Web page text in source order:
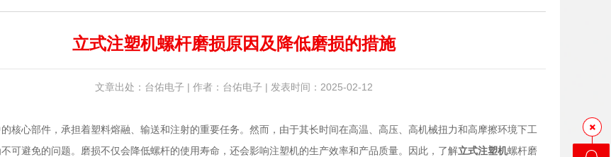
立式注塑机螺杆磨损原因及降低磨损的措施
文章出处：台佑电子 | 作者：台佑电子 | 发表时间：2025-02-12
核心部件，承担着塑料熔融、输送和注射的重要任务。然而，由于其长时间在高温、高压、高机械扭力和高摩擦环境下工
可避免的问题。磨损不仅会降低螺杆的使用寿命，还会影响注塑机的生产效率和产品质量。因此，了解立式注塑机螺杆磨